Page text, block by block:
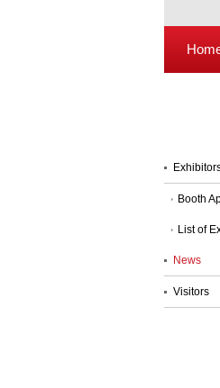
Booth
List of
News
Visitors